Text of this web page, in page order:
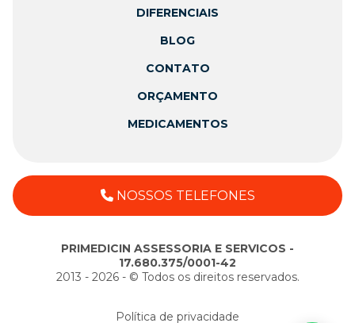
DIFERENCIAIS
BLOG
CONTATO
ORÇAMENTO
MEDICAMENTOS
NOSSOS TELEFONES
PRIMEDICIN ASSESSORIA E SERVICOS -
17.680.375/0001-42
2013 - 2026 - ©️ Todos os direitos reservados.
Política de privacidade